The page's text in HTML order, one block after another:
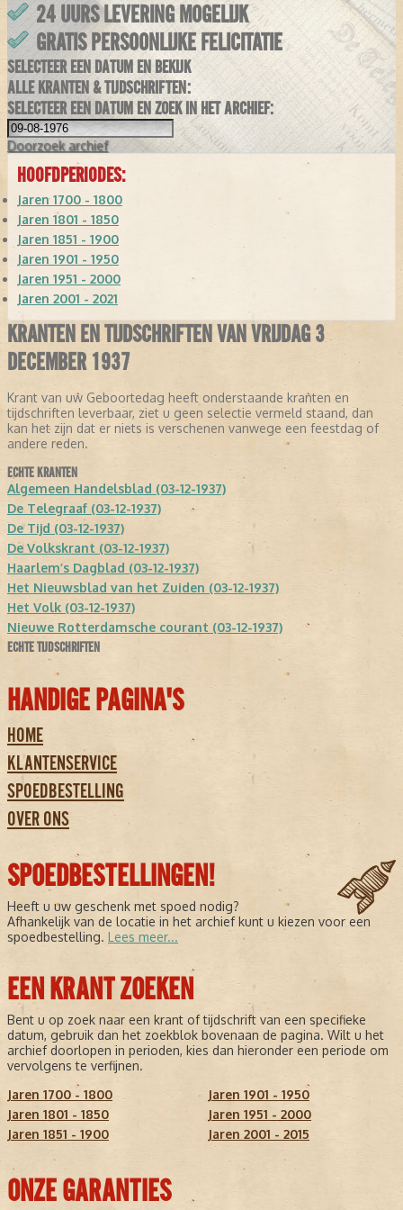
24 UURS LEVERING MOGELIJK
GRATIS PERSOONLIJKE FELICITATIE
SELECTEER EEN DATUM EN BEKIJK
ALLE KRANTEN & TIJDSCHRIFTEN:
SELECTEER EEN DATUM EN ZOEK IN HET ARCHIEF:
Doorzoek archief
HOOFDPERIODES:
Jaren 1700 - 1800
Jaren 1801 - 1850
Jaren 1851 - 1900
Jaren 1901 - 1950
Jaren 1951 - 2000
Jaren 2001 - 2021
KRANTEN EN TIJDSCHRIFTEN VAN VRIJDAG 3
DECEMBER 1937
Krant van uw Geboortedag heeft onderstaande kranten en
tijdschriften leverbaar, ziet u geen selectie vermeld staand, dan
kan het zijn dat er niets is verschenen vanwege een feestdag of
andere reden.
ECHTE KRANTEN
Algemeen Handelsblad (03-12-1937)
De Telegraaf (03-12-1937)
De Tijd (03-12-1937)
De Volkskrant (03-12-1937)
Haarlem’s Dagblad (03-12-1937)
Het Nieuwsblad van het Zuiden (03-12-1937)
Het Volk (03-12-1937)
Nieuwe Rotterdamsche courant (03-12-1937)
ECHTE TIJDSCHRIFTEN
HANDIGE PAGINA'S
HOME
KLANTENSERVICE
SPOEDBESTELLING
OVER ONS
SPOEDBESTELLINGEN!
Heeft u uw geschenk met spoed nodig?
Afhankelijk van de locatie in het archief kunt u kiezen voor een
spoedbestelling. Lees meer...
EEN KRANT ZOEKEN
Bent u op zoek naar een krant of tijdschrift van een specifieke
datum, gebruik dan het zoekblok bovenaan de pagina. Wilt u het
archief doorlopen in perioden, kies dan hieronder een periode om
vervolgens te verfijnen.
Jaren 1700 - 1800
Jaren 1801 - 1850
Jaren 1851 - 1900
Jaren 1901 - 1950
Jaren 1951 - 2000
Jaren 2001 - 2015
ONZE GARANTIES